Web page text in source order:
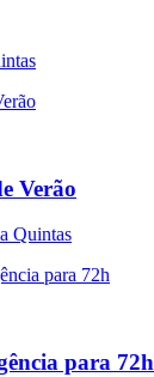
Verão
Quintas
para 72h